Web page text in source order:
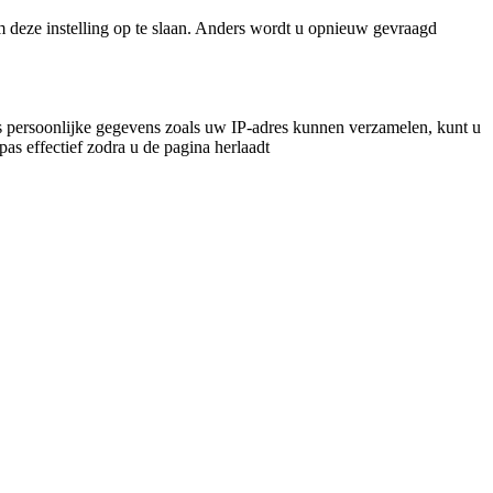
instelling op te slaan. Anders wordt u opnieuw gevraagd
gegevens zoals uw IP-adres kunnen verzamelen, kunt u
effectief zodra u de pagina herlaadt